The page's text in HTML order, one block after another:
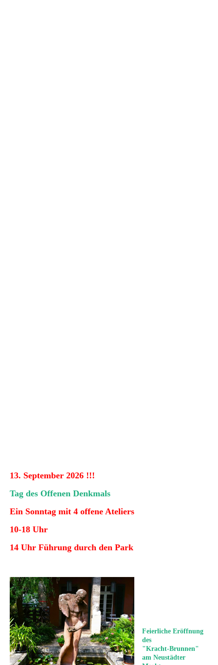
13. September 2026 !!!
Tag des Offenen Denkmals
Ein Sonntag mit 4 offene Ateliers
10-18 Uhr
14 Uhr Führung durch den Park
Feierliche Eröffnung
des
"Kracht-Brunnen"
am Neustädter